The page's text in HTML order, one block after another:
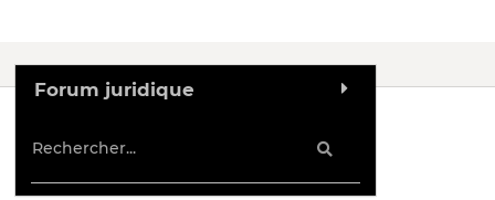
Forum juridique